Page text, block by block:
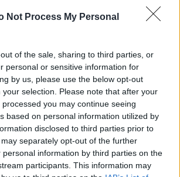
Not Process My Personal
of the sale, sharing to third parties, or
personal or sensitive information for
by us, please use the below opt-out
selection. Please note that after your
you may continue seeing
based on personal information utilized by
disclosed to third parties prior to
separately opt-out of the further
personal information by third parties on the
participants. This information may
370 korábbi lapszámunk
tartalma
Online rovatok cikkei
olvasó felület
cikkek elmentése, könyvjelzők